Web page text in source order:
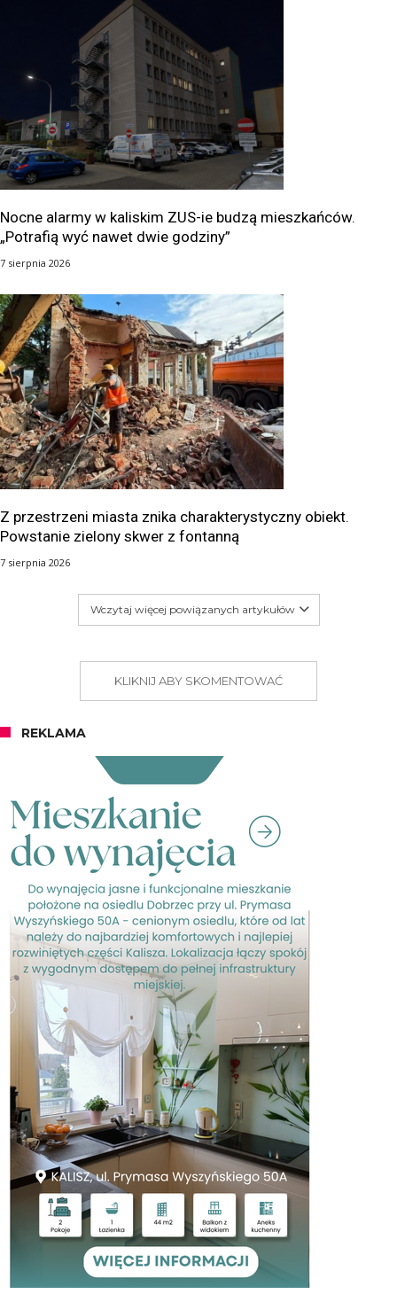
Nocne alarmy w kaliskim ZUS-ie budzą mieszkańców.
„Potrafią wyć nawet dwie godziny”
7 sierpnia 2026
Z przestrzeni miasta znika charakterystyczny obiekt.
Powstanie zielony skwer z fontanną
7 sierpnia 2026
Wczytaj więcej powiązanych artykułów
KLIKNIJ ABY SKOMENTOWAĆ
REKLAMA